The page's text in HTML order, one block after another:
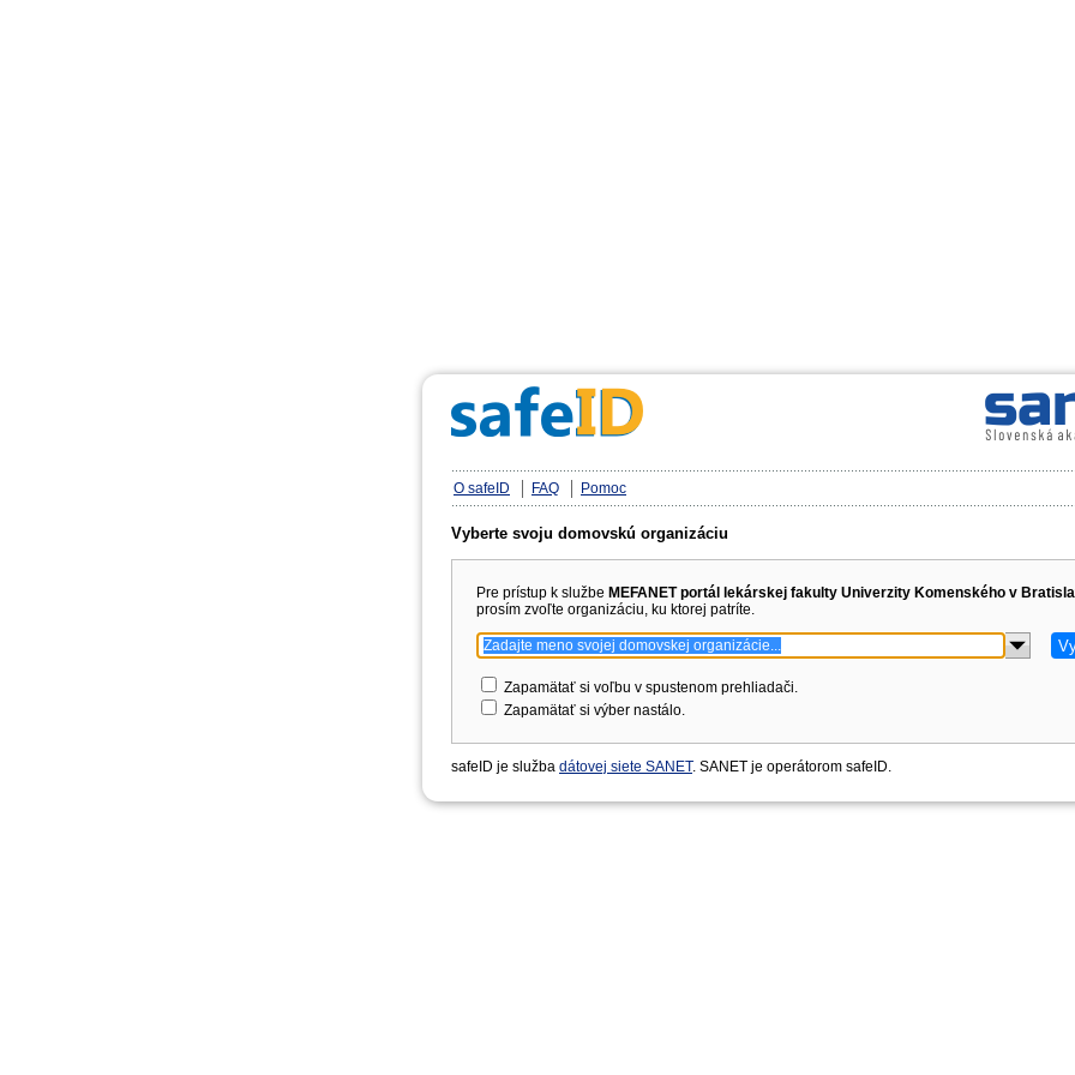
O safeID FAQ Pomoc
Vyberte svoju domovskú organizáciu
Pre prístup k službe MEFANET portál lekárskej fakulty Univerzity Komenského v
prosím zvoľte organizáciu, ku ktorej patríte.
Zapamätať si voľbu v spustenom prehliadači.
Zapamätať si výber nastálo.
safeID je služba dátovej siete SANET. SANET je operátorom safeID.